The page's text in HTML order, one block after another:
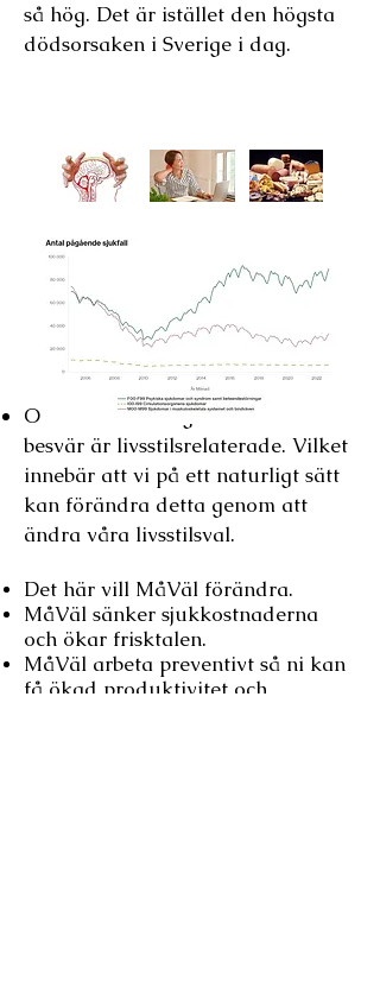
så hög. Det är istället den högsta
dödsorsaken i Sverige i dag.
Källa : Försäkringskassan 220402
Orsaken till många av dessa
besvär är livsstilsrelaterade. Vilket
innebär att vi på ett naturligt sätt
kan förändra detta genom att
ändra våra livsstilsval.
Det här vill MåVäl förändra.
MåVäl sänker sjukkostnaderna
och ökar frisktalen.
MåVäl arbeta preventivt så ni kan
få ökad produktivitet och